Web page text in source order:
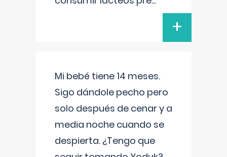
+
Mi bebé tiene 14 meses.
Sigo dándole pecho pero
solo después de cenar y a
media noche cuando se
despierta. ¿Tengo que